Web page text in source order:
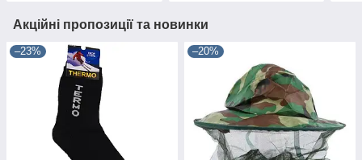
Акційні пропозиції та новинки
–23% –20%